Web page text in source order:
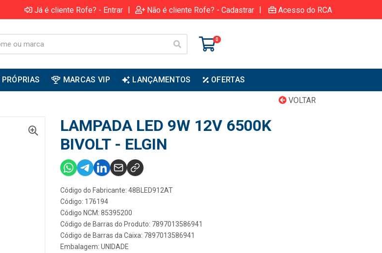
Já é cliente Rofe? - Entrar | Não é cliente Rofe? - Cadastrar | Acesso do RCA
0
MARCAS VIP LANÇAMENTOS OFERTAS
VOLTAR
LAMPADA LED 9W 12V 6500K
BIVOLT - ELGIN
Código do Fabricante: 48BLED912AT
Código: 176194
Código NCM: 85395200
Código de Barras do Produto: 7897013586941
Código de Barras da Caixa: 7897013586941
Embalagem: UNIDADE